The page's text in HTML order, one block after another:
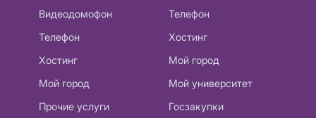
Видеодомофон
Телефон
Хостинг
Мой город
Прочие услуги
Телефон
Хостинг
Мой город
Мой университет
Госзакупки